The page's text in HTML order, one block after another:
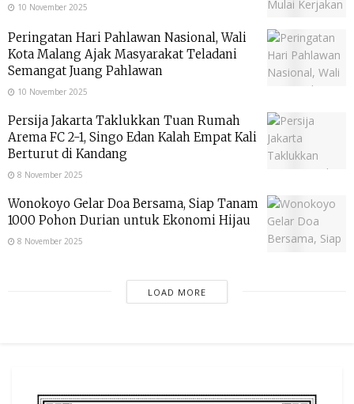
10 November 2025
Peringatan Hari Pahlawan Nasional, Wali
Kota Malang Ajak Masyarakat Teladani
Semangat Juang Pahlawan
10 November 2025
Persija Jakarta Taklukkan Tuan Rumah
Arema FC 2-1, Singo Edan Kalah Empat Kali
Berturut di Kandang
8 November 2025
Wonokoyo Gelar Doa Bersama, Siap Tanam
1000 Pohon Durian untuk Ekonomi Hijau
8 November 2025
LOAD MORE